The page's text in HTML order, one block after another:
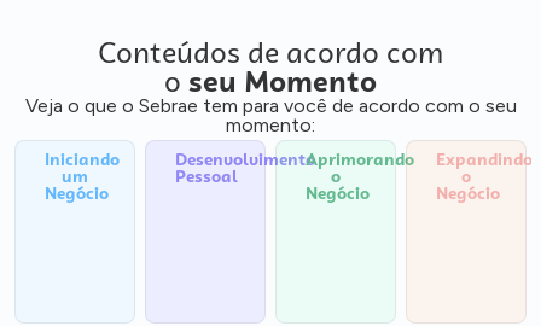
Conteúdos de acordo com
o seu Momento
Veja o que o Sebrae tem para você de acordo com o seu
momento:
Iniciando
um
Negócio
Desenvolvimento
Pessoal
Aprimorando
o
Negócio
Expandindo
o
Negócio